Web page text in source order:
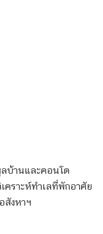
บ้านและคอนโด
คราะห์ทำเลที่พักอาศัย
สังหาฯ